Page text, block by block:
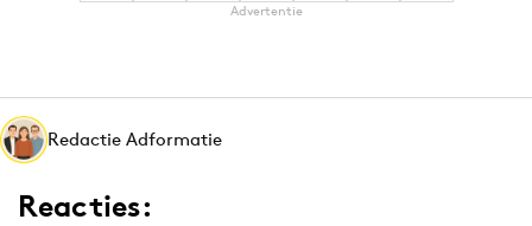
Advertentie
Redactie Adformatie
Reacties: